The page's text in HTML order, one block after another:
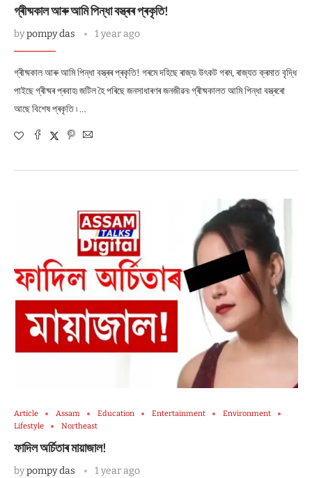
গ্ৰীষ্মকাল আৰু আমি পিন্ধা বস্ত্ৰৰ প্ৰকৃতি!
bypompy das 1 year ago
গ্ৰীষ্মকাল আৰু আমি পিন্ধা বস্ত্ৰৰ প্ৰকৃতি! গৰমে দহিছে ৰাজ্য৷ উৎকট গৰম, ৰাজ্যত ক্ৰমাত বৃদ্ধি
পাইছে গ্ৰীষ্মৰ প্ৰবাহ৷ জটিল হৈ পৰিছে জনসাধাৰণৰ জনজীৱন৷ গ্ৰীষ্মকালত আমি পিন্ধা বস্ত্ৰৰো
আছে বিশেষ প্ৰকৃতি ৷ …
Article Assam Education Entertainment
Environment
Lifestyle
Northeast
ফাদিল অৰ্চিতাৰ মায়াজাল!
bypompy das 1 year ago